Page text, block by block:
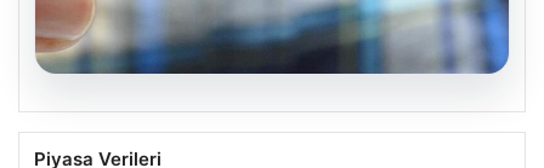
05.08.2026
Altın fiyatları canlı 8 Nisan 2026:
Piyasa Verileri